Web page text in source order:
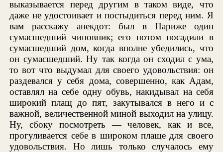
выказывается перед другим в таком виде, что
даже не удостоивает и постыдиться перед ним. Я
вам расскажу анекдот: был в Париже один
сумасшедший чиновник; его потом посадили в
сумасшедший дом, когда вполне убедились, что
он сумасшедший. Ну так когда он сходил с ума,
то вот что выдумал для своего удовольствия: он
раздевался у себя дома, совершенно, как Адам,
оставлял на себе одну обувь, накидывал на себя
широкий плащ до пят, закутывался в него и с
важной, величественной миной выходил на улицу.
Ну, сбоку посмотреть — человек, как и все,
прогуливается себе в широком плаще для своего
удовольствия. Но лишь только случалось ему